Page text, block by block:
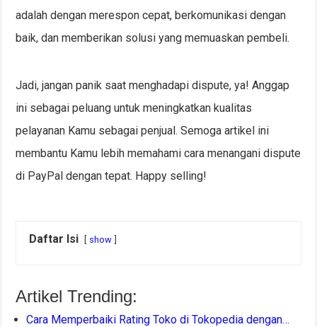
adalah dengan merespon cepat, berkomunikasi dengan
baik, dan memberikan solusi yang memuaskan pembeli.
Jadi, jangan panik saat menghadapi dispute, ya! Anggap
ini sebagai peluang untuk meningkatkan kualitas
pelayanan Kamu sebagai penjual. Semoga artikel ini
membantu Kamu lebih memahami cara menangani dispute
di PayPal dengan tepat. Happy selling!
Daftar Isi show
Artikel Trending:
Cara Memperbaiki Rating Toko di Tokopedia dengan…